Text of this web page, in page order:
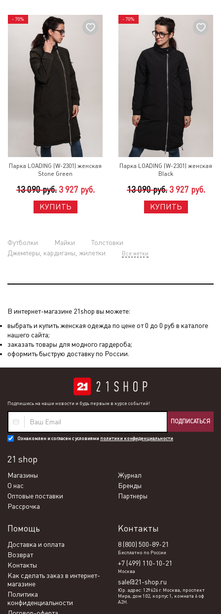
- 70%
Парка LOADING (W-2301) женская
Stone Green
13 090 руб. 3 927 руб.
КУПИТЬ
- 70%
Парка LOADING (W-2301) женская
Black
13 090 руб. 3 927 руб.
КУПИТЬ
Футболки Майки
Толстовки
Джемперы, кардиганы, жилетки
Все метки
В интернет-магазине 21shop вы можете:
выбрать и купить женская одежда по цене от 0 до 0 руб в каталоге
нашего сайта;
заказать товары для модного гардероба;
оформить быструю доставку по России.
Подпишись на наши новости и будь первым в курсе событий!
ПОДПИСАТЬСЯ
Ознакомлен и согласен с условиями политики конфиденциальности
21 shop
Магазины
Журнал
О нас
Бренды
Оптовые поставки
Партнеры
Рассрочка
Помощь
Доставка и оплата
Возврат
Контакты
Как сделать заказ в интернет-
магазине
Политика
конфиденциальности
Контакты
8 (800) 500-89-21
Бесплатно по России
+7 (499) 110-10-21
Москва
sale@21-shop.ru
Юр. адрес: 129626 г. Москва, проспект
Мира, дом 102, корпус 1, комната 6 оф
А2Н.